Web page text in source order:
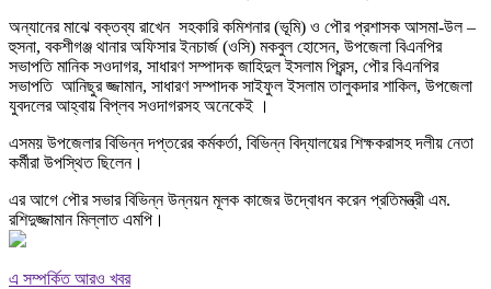
অন্যানের মাঝে বক্তব্য রাখেন সহকারি কমিশনার (ভূমি) ও পৌর প্রশাসক আসমা-উল –
হুসনা, বকশীগঞ্জ থানার অফিসার ইনচার্জ (ওসি) মকবুল হোসেন, উপজেলা বিএনপির
সভাপতি মানিক সওদাগর, সাধারণ সম্পাদক জাহিদুল ইসলাম প্রিন্স, পৌর বিএনপির
সভাপতি আনিছুর জ্জামান, সাধারণ সম্পাদক সাইফুল ইসলাম তালুকদার শাকিল, উপজেলা
যুবদলের আহ্বায় বিপ্লব সওদাগরসহ অনেকেই ।
এসময় উপজেলার বিভিন্ন দপ্তরের কর্মকর্তা, বিভিন্ন বিদ্যালয়ের শিক্ষকরাসহ দলীয় নেতা
কর্মীরা উপস্থিত ছিলেন।
এর আগে পৌর সভার বিভিন্ন উন্নয়ন মূলক কাজের উদ্বোধন করেন প্রতিমন্ত্রী এম.
রশিদুজ্জামান মিল্লাত এমপি।
এ সম্পর্কিত আরও খবর